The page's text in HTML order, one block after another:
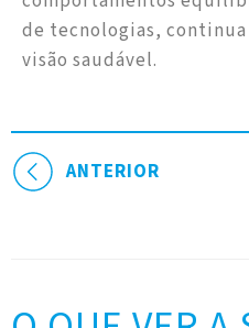
de tecnologias, continua
visão saudável.
ANTERIOR